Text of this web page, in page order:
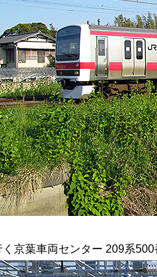
京葉車両センター 209系